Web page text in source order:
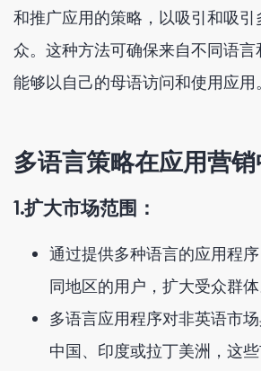
和推广应用的策略，以吸引和吸
众。这种方法可确保来自不同语
能够以自己的母语访问和使用应用。
多语言策略在应用营
1.扩大市场范围：
通过提供多种语言的应用程
同地区的用户，扩大受众群体
多语言应用程序对非英语市
中国、印度或拉丁美洲，这